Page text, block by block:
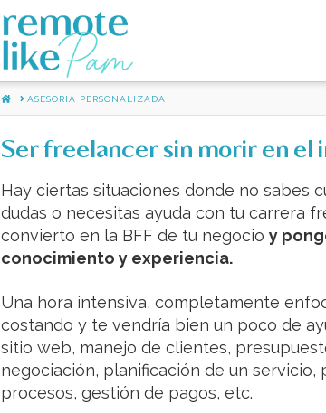
HOMEASESORIA PERSONALIZADA
Ser freelancer sin morir en el
Hay ciertas situaciones donde no sabes
dudas o necesitas ayuda con tu carrera
convierto en la BFF de tu negocio y
conocimiento y experiencia.
Una hora intensiva, completamente
costando y te vendría bien un poco de
sitio web, manejo de clientes,
negociación, planificación de un
procesos, gestión de pagos, etc.